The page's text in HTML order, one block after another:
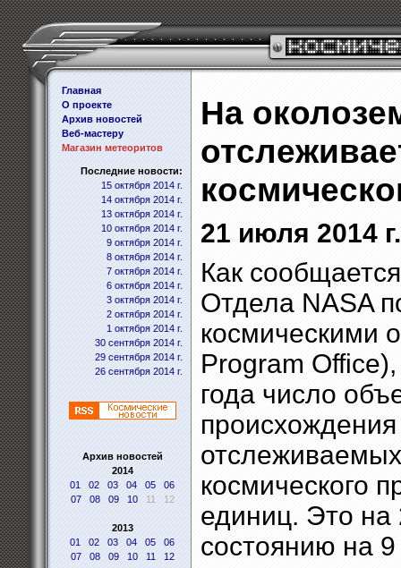
Главная
О проекте
Архив новостей
Веб-мастеру
Магазин метеоритов
Последние новости:
15 октября 2014 г.
14 октября 2014 г.
13 октября 2014 г.
10 октября 2014 г.
9 октября 2014 г.
8 октября 2014 г.
7 октября 2014 г.
6 октября 2014 г.
3 октября 2014 г.
2 октября 2014 г.
1 октября 2014 г.
30 сентября 2014 г.
29 сентября 2014 г.
26 сентября 2014 г.
Архив новостей
2014
01
02 03 04 05
06
07
08 09 10 11 12
2013
01
02 03 04 05
06
07
08 09 10 11 12
На
21 июля 2014 г.
Как
Отдела NASA
космическими
Program
года число
космического
единиц. Это на
состоянию на 9